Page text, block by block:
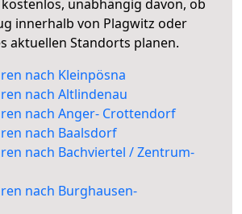
unabhängig davon, ob
innerhalb von Plagwitz oder
aktuellen Standorts planen.
nach Kleinpösna
nach Altlindenau
nach Anger- Crottendorf
nach Baalsdorf
nach Bachviertel / Zentrum-
nach Burghausen-